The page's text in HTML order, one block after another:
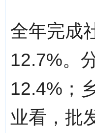
全年完成
12.7%。
12.4%；
业看，批